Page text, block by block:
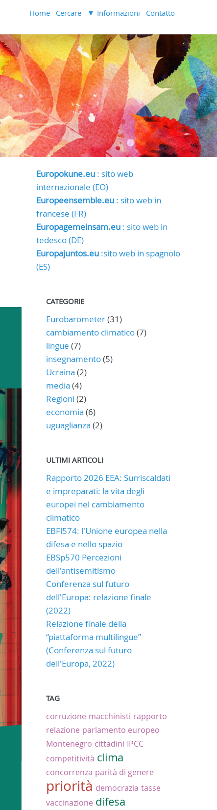
Home Cercare Informazioni Contatto
Europokune.eu: sito web
internazionale (EO)
Europeensemble.eu: sito web in
francese (FR)
Europagemeinsam.eu: sito web in
tedesco (DE)
Europajuntos.eu:sito web in spagnolo
(ES)
CATEGORIE
Eurobarometer(31)
cambiamento climatico(7)
lingue (7)
insegnamento(5)
Ucraina (2)
media (4)
Regioni (2)
economia (6)
uguaglianza (2)
ULTIMI ARTICOLI
Rapporto 2026 EEA: Surriscaldati
e impreparati: la vita degli
europei nel cambiamento
climatico
EBFl574: l'Unione europea nella
difesa e nello spazio
EBSp570 Percezioni
dell'antisemitismo
Conferenza sul futuro
dell'Europa: relazione finale
(2022)
Relazione finale della
“piattaforma multilingue”
(Conferenza sul futuro
dell'Europa, 2022)
TAG
corruzione macchinisti rapporto
relazione parlamento europeo
Montenegro cittadini IPCC
competitività clima
concorrenza parità di genere
priorità democrazia tasse
vaccinazione difesa